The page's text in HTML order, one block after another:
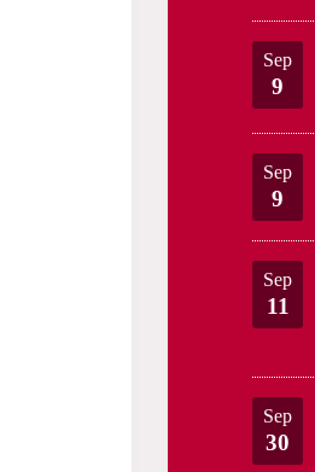
Sep
9
Sep
9
Sep
11
Sep
30